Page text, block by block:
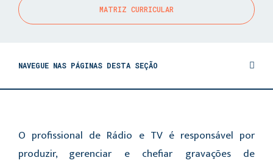
MATRIZ CURRICULAR
NAVEGUE NAS PÁGINAS DESTA SEÇÃO
O profissional de Rádio e TV é responsável por
produzir, gerenciar e chefiar gravações de